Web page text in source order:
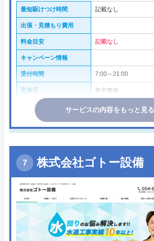
最短駆けつけ時間 記載なし
出張・見積もり費用
料金目安 記載なし
キャンペーン情報
受付時間 7:00～21:00
定休日 年中無休
サービスの内容をもっと見る
株式会社ゴトー設備